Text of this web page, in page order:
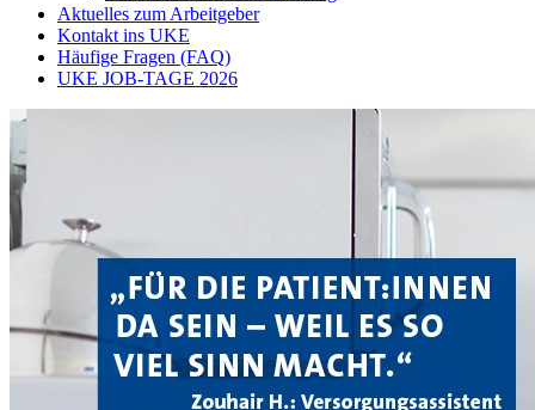
Aktuelles zum Arbeitgeber
Kontakt ins UKE
Häufige Fragen (FAQ)
UKE JOB-TAGE 2026